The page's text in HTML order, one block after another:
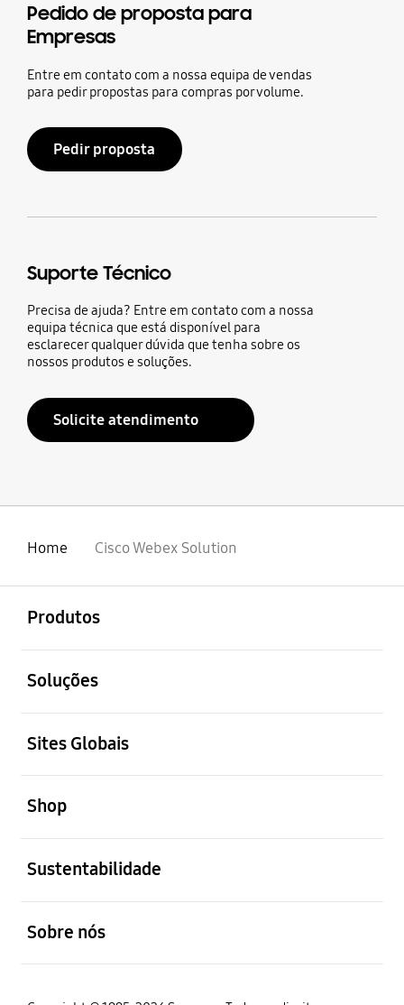
Pedido de proposta para
Empresas
Entre em contato com a nossa equipa de vendas
para pedir propostas para compras por volume.
Pedir proposta
Suporte Técnico
Precisa de ajuda? Entre em contato com a nossa
equipa técnica que está disponível para
esclarecer qualquer dúvida que tenha sobre os
nossos produtos e soluções.
Solicite atendimento
Home Cisco Webex Solution
Produtos
Soluções
Sites Globais
Shop
Sustentabilidade
Sobre nós